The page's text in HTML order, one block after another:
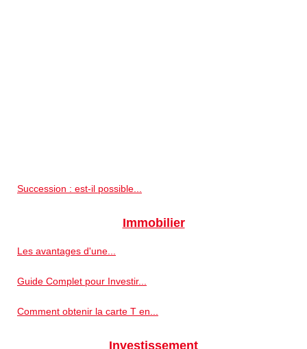
Succession : est-il possible...
Immobilier
Les avantages d'une...
Guide Complet pour Investir...
Comment obtenir la carte T en...
Investissement